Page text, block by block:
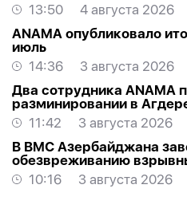
13:50
4 августа 2026
ANAMA опубликовало
июль
14:36
3 августа 2026
Два сотрудника ANAMA
разминировании в
11:42
3 августа 2026
В ВМС Азербайджана
обезвреживанию
10:16
3 августа 2026